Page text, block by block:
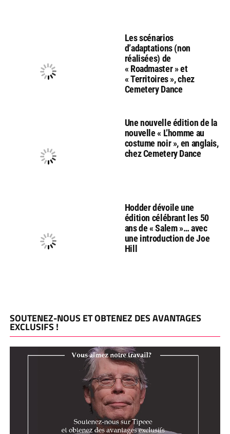
Les scénarios
d’adaptations (non
réalisées) de
« Roadmaster » et
« Territoires », chez
Cemetery Dance
Une nouvelle édition de la
nouvelle « L’homme au
costume noir », en anglais,
chez Cemetery Dance
Hodder dévoile une
édition célébrant les 50
ans de « Salem »… avec
une introduction de Joe
Hill
SOUTENEZ-NOUS ET OBTENEZ DES AVANTAGES
EXCLUSIFS !